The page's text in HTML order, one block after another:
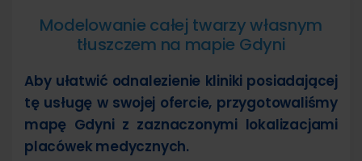
Modelowanie całej twarzy własnym
tłuszczem na mapie Gdyni
Aby ułatwić odnalezienie kliniki posiadającej
tę usługę w swojej ofercie, przygotowaliśmy
mapę Gdyni z zaznaczonymi lokalizacjami
placówek medycznych.